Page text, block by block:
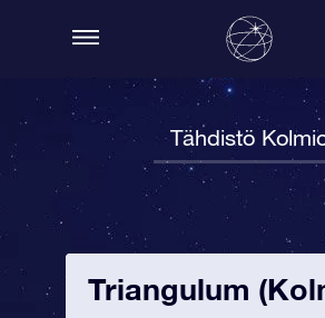
Tähdistö
Triangulum